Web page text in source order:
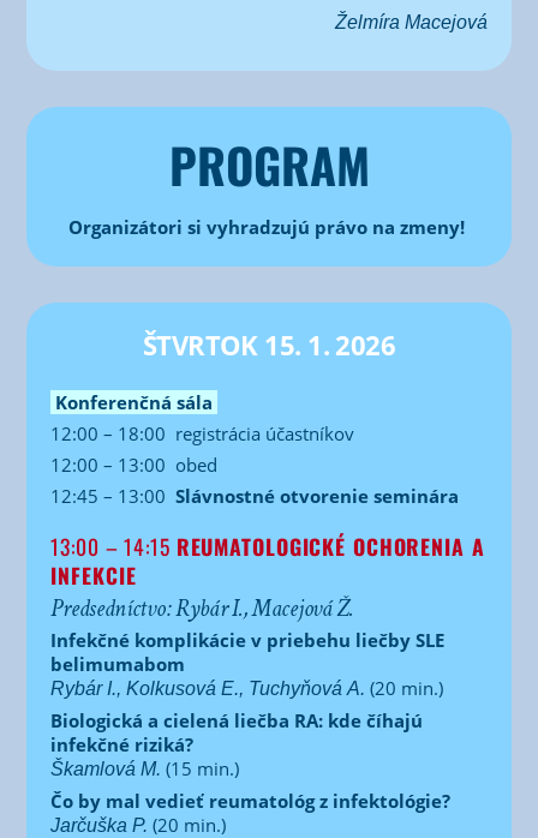
Žel­mí­ra Macejová
PROGRAM
Orga­ni­zá­to­ri si vyhra­dzu­jú prá­vo na zmeny!
ŠTVRTOK 15. 1. 2026
Konferenčná sála
12:00 – 18:00 registrácia účastníkov
12:00 – 13:00 obed
12:45 – 13:00 Slávnostné otvorenie seminára
13:00 – 14:15 REUMATOLOGICKÉ OCHORENIA A
INFEKCIE
Predsedníctvo: Rybár I., Macejová Ž.
Infekčné komplikácie v priebehu liečby SLE
belimumabom
Rybár I., Kolkusová E., Tuchyňová A. (20 min.)
Biologická a cielená liečba RA: kde číhajú
infekčné riziká?
Škamlová M. (15 min.)
Čo by mal vedieť reumatológ z infektológie?
Jarčuška P. (20 min.)